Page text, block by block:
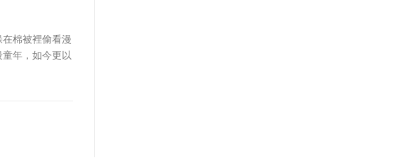
棉被裡偷看漫
年，如今更以
旅隨之啟程。